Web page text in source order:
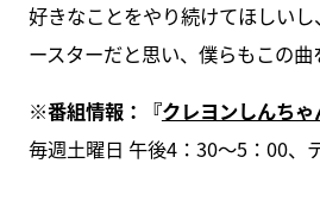
好きなことをやり続けてほしい
ースターだと思い、僕らもこの曲
※番組情報：『クレヨンしんちゃ
毎週土曜日 午後4：30～5：00、